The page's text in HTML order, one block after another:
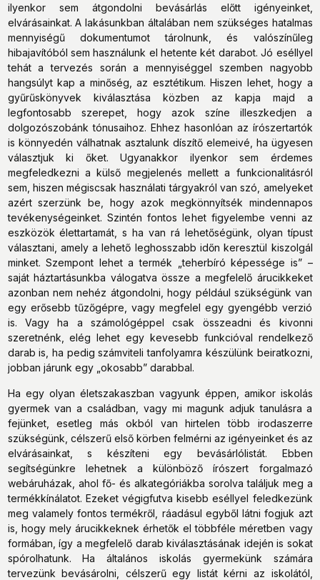
ilyenkor sem átgondolni bevásárlás előtt igényeinket,
elvárásainkat. A lakásunkban általában nem szükséges hatalmas
mennyiségű dokumentumot tárolnunk, és valószínűleg
hibajavítóból sem használunk el hetente két darabot. Jó eséllyel
tehát a tervezés során a mennyiséggel szemben nagyobb
hangsúlyt kap a minőség, az esztétikum. Hiszen lehet, hogy a
gyűrűskönyvek kiválasztása közben az kapja majd a
legfontosabb szerepet, hogy azok színe illeszkedjen a
dolgozószobánk tónusaihoz. Ehhez hasonlóan az írószertartók
is könnyedén válhatnak asztalunk díszítő elemeivé, ha ügyesen
választjuk ki őket. Ugyanakkor ilyenkor sem érdemes
megfeledkezni a külső megjelenés mellett a funkcionalitásról
sem, hiszen mégiscsak használati tárgyakról van szó, amelyeket
azért szerzünk be, hogy azok megkönnyítsék mindennapos
tevékenységeinket. Szintén fontos lehet figyelembe venni az
eszközök élettartamát, s ha van rá lehetőségünk, olyan típust
választani, amely a lehető leghosszabb időn keresztül kiszolgál
minket. Szempont lehet a termék „teherbíró képessége is” –
saját háztartásunkba válogatva össze a megfelelő árucikkeket
azonban nem nehéz átgondolni, hogy például szükségünk van
egy erősebb tűzőgépre, vagy megfelel egy gyengébb verzió
is. Vagy ha a számológéppel csak összeadni és kivonni
szeretnénk, elég lehet egy kevesebb funkcióval rendelkező
darab is, ha pedig számviteli tanfolyamra készülünk beiratkozni,
jobban járunk egy „okosabb” darabbal.
Ha egy olyan életszakaszban vagyunk éppen, amikor iskolás
gyermek van a családban, vagy mi magunk adjuk tanulásra a
fejünket, esetleg más okból van hirtelen több irodaszerre
szükségünk, célszerű első körben felmérni az igényeinket és az
elvárásainkat, s készíteni egy bevásárlólistát. Ebben
segítségünkre lehetnek a különböző írószert forgalmazó
webáruházak, ahol fő- és alkategóriákba sorolva találjuk meg a
termékkínálatot. Ezeket végigfutva kisebb eséllyel feledkezünk
meg valamely fontos termékről, ráadásul egyből látni fogjuk azt
is, hogy mely árucikkeknek érhetők el többféle méretben vagy
formában, így a megfelelő darab kiválasztásának idején is sokat
spórolhatunk. Ha általános iskolás gyermekünk számára
tervezünk bevásárolni, célszerű egy listát kérni az iskolától,